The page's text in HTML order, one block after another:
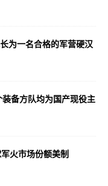
为一名合格的军营硬汉
备方队均为国产现役主
火市场份额美制